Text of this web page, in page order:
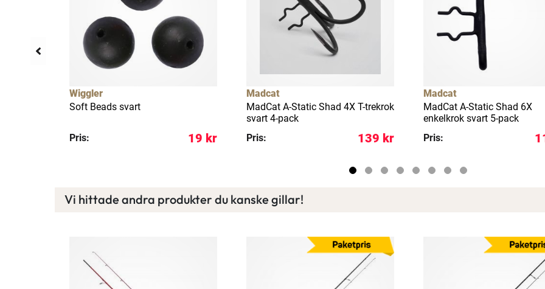
Spana in FJ Max
Ett exklusivt medlemskap med många förmåner.
Bättre priser, fri frakt på alla ordrar, bonuscheck varje månad
och mycket mer. Spara tusenlappar idag!
Läs mer här
Wiggler
Soft Beads svart
Pris: 19 kr
Madcat
MadCat A-Static Shad 4X T-trekrok
svart 4-pack
Pris:
139 kr
Madcat
MadCat A-Static Shad 6X
enkelkrok svart 5-pack
Pris:
Vi hittade andra produkter du kanske gillar!